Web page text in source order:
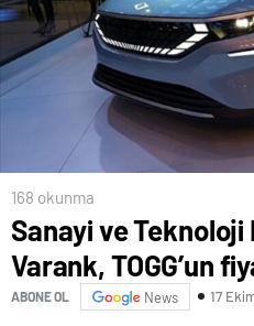
168 okunma
Sanayi ve Teknoloji
Varank, TOGG’un
ABONE OL News 17